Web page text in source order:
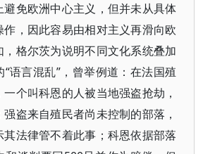
免欧洲中心主义，但并未从具体
，因此容易由相对主义再滑向欧
格尔茨为说明不同文化系统叠加
语言混乱”，曾举例道：在法国殖
个叫科恩的人被当地强盗抢劫，
盗来自殖民者尚未控制的部落，
法律管不着此事；科恩依据部落